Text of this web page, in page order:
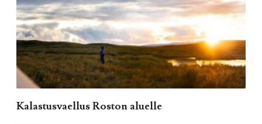
Kalastusvaellus Roston aluelle